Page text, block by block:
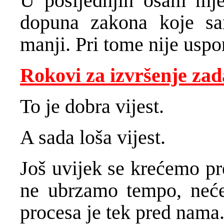
dopuna zakona koje
manji. Pri tome nije
Rokovi za izvršenje
To je dobra vijest.
A sada loša vijest.
Još uvijek se krećemo
ne ubrzamo tempo,
procesa je tek pred nama.